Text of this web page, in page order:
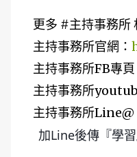
更多 #主持事務所
主持事務所官網：
主持事務所FB專頁
主持事務所
主持事務所Line@
加Line後傳『學